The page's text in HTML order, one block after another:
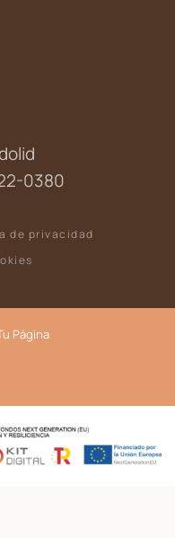
0380
de privacidad
Página